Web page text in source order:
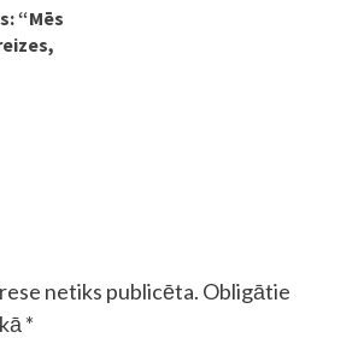
“Mēs
netiks publicēta. Obligātie
*